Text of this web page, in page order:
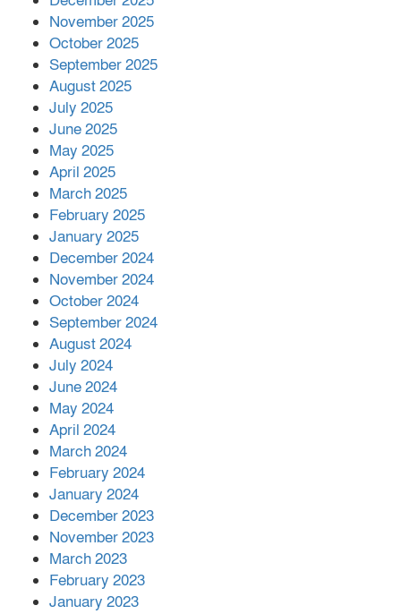
পর ফোন তারেক রহমানের,গ্যাস সঙ্কট
সহায়তা দিলেন সাচিং প্রু জেরী
November 2025
October 2025
September 2025
August 2025
July 2025
June 2025
May 2025
April 2025
March 2025
February 2025
January 2025
December 2024
November 2024
October 2024
September 2024
August 2024
July 2024
June 2024
May 2024
April 2024
March 2024
February 2024
January 2024
December 2023
November 2023
March 2023
February 2023
January 2023